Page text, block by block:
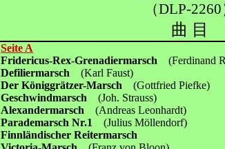
（DLP-2260
曲 目
Seite A
Fridericus-Rex-Grenadiermarsch(Ferdinand
Defiliermarsch(Karl Faust)
Der Königgrätzer-Marsch(Gottfried Piefke)
Geschwindmarsch(Joh. Strauss)
Alexandermarsch(Andreas Leonhardt)
Parademarsch Nr.1(Julius Möllendorf)
Finnländischer Reitermarsch